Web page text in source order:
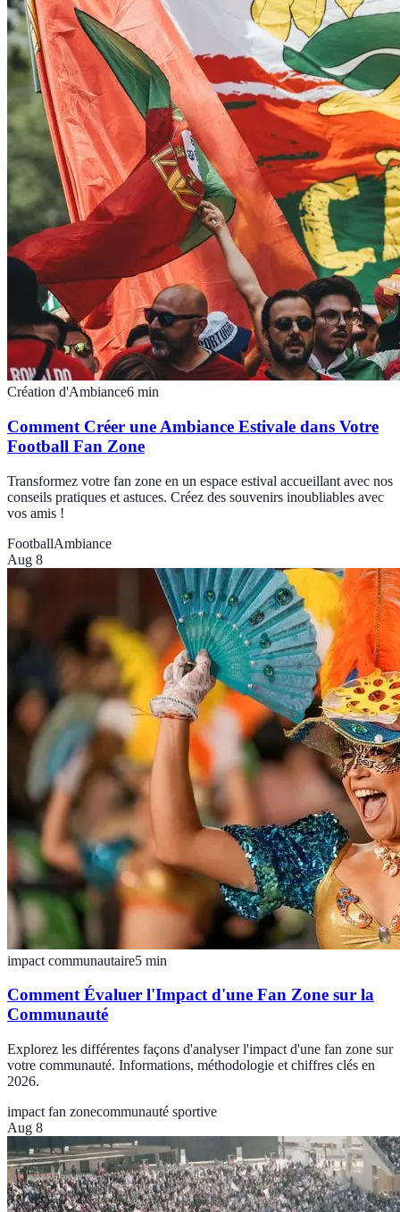
Création d'Ambiance6 min
Comment Créer une Ambiance Estivale dans Votre
Football Fan Zone
Transformez votre fan zone en un espace estival accueillant avec nos
conseils pratiques et astuces. Créez des souvenirs inoubliables avec
vos amis !
FootballAmbiance
Aug 8
impact communautaire5 min
Comment Évaluer l'Impact d'une Fan Zone sur la
Communauté
Explorez les différentes façons d'analyser l'impact d'une fan zone sur
votre communauté. Informations, méthodologie et chiffres clés en
2026.
impact fan zonecommunauté sportive
Aug 8